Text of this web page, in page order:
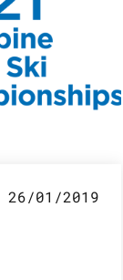
26/01/2019